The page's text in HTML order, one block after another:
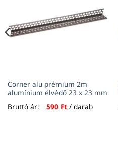
Corner alu prémium 2m
alumínium élvédő 23 x 23 mm
Bruttó ár:
590 Ft/ darab